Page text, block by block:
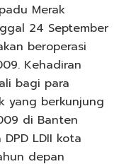
Merak
24 September
beroperasi
Kehadiran
bagi para
yang berkunjung
di Banten
LDII kota
depan